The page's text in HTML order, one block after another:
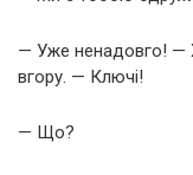
— Уже ненадовго! —
вгору. — Ключі!
— Що?